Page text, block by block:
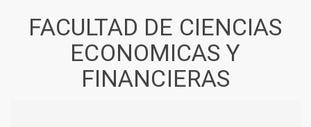
FACULTAD DE CIENCIAS
ECONOMICAS Y
FINANCIERAS